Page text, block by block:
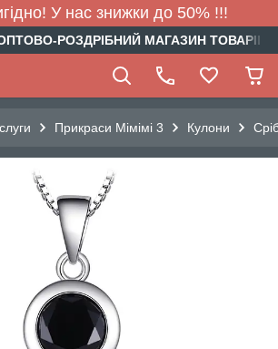
У нас знижки до 50% !!!
ОПТОВО-РОЗДРІБНИЙ МАГАЗИН
Прикраси Мімімі 3 Кулони